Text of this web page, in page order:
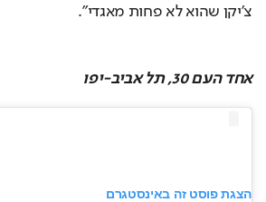
צ'יקן שהוא לא פחות מאגדי".
אחד העם 30, תל אביב-יפו
הצגת פוסט זה באינסטגרם